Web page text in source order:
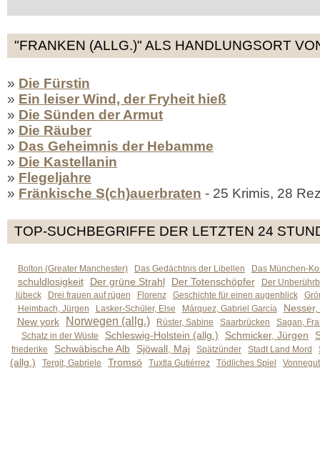
"FRANKEN (ALLG.)" ALS HANDLUNGSORT
» Die Fürstin
» Ein leiser Wind, der Fryheit hieß
» Die Sünden der Armut
» Die Räuber
» Das Geheimnis der Hebamme
» Die Kastellanin
» Flegeljahre
» Fränkische S(ch)auerbraten - 25 Krimis, 28
TOP-SUCHBEGRIFFE DER LETZTEN 24
Bolton (Greater Manchester) Das Gedächtnis der Libellen Das München-
schuldlosigkeit Der grüne Strahl Der Totenschöpfer
Der
lübeck
Drei frauen auf rügen Florenz Geschichte für einen augenblick
Heimbach, Jürgen
Lasker-Schüler, Else Márquez, Gabriel García
New york
Norwegen (allg.) Rüster, Sabine Saarbrücken
Sagan,
Schatz in der Wüste
Schleswig-Holstein (allg.) Schmicker, Jürgen
friederike Schwäbische Alb Sjöwall, Maj Spätzünder Stadt Land Mord
(allg.) Tergit, Gabriele Tromsö Tuxtla Gutiérrez Tödliches Spiel